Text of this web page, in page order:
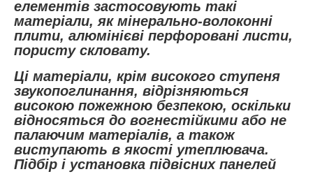
елементів застосовують такі
матеріали, як мінерально-волоконні
плити, алюмінієві перфоровані листи,
пористу скловату.
Ці матеріали, крім високого ступеня
звукопоглинання, відрізняються
високою пожежною безпекою, оскільки
відносяться до вогнестійкими або не
палаючим матеріалів, а також
виступають в якості утеплювача.
Підбір і установка підвісних панелей